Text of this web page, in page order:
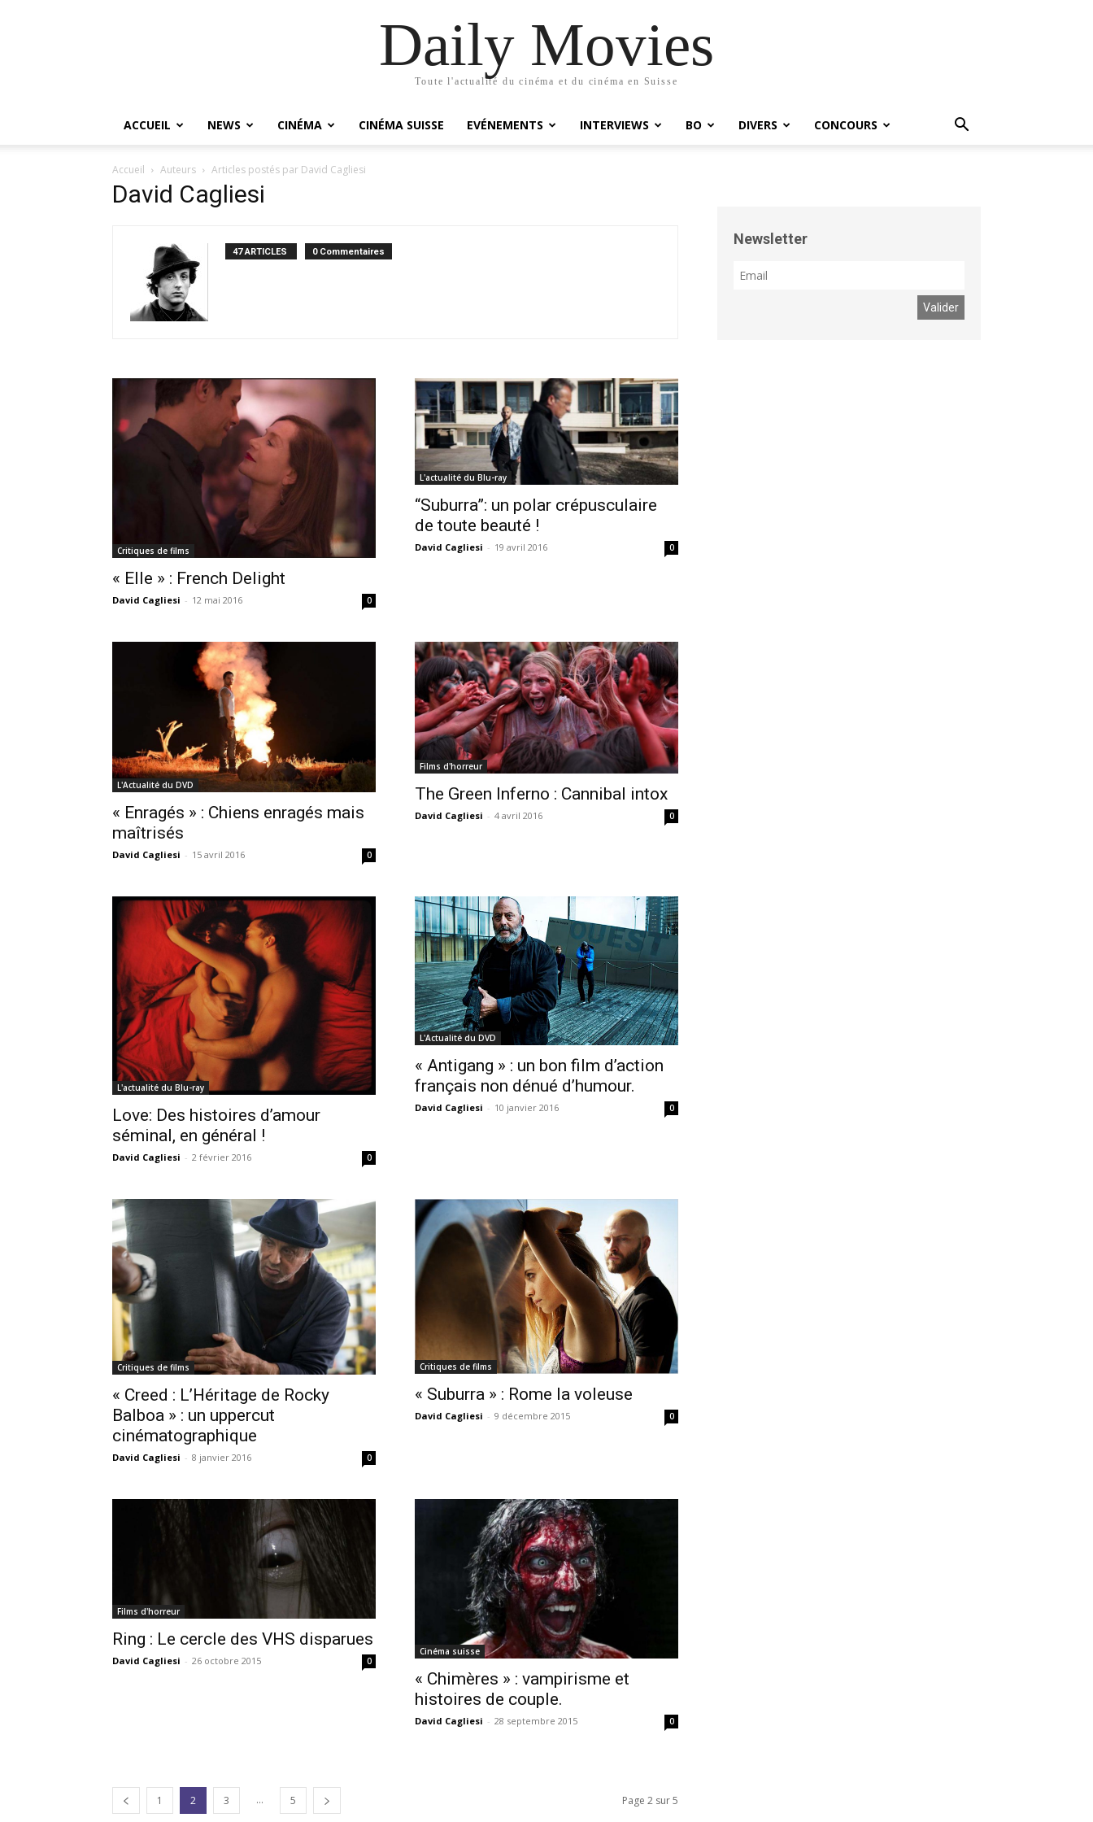
Daily Movies
Toute l'actualité du cinéma et du cinéma en Suisse
ACCUEIL NEWS CINÉMA CINÉMA SUISSE EVÉNEMENTS INTERVIEWS BO DIVERS CONCOURS
Accueil Auteurs Articles postés par David Cagliesi
David Cagliesi
47 ARTICLES 0 Commentaires
Critiques de films
« Elle » : French Delight
David Cagliesi - 12 mai 2016 0
L'actualité du Blu-ray
“Suburra”: un polar crépusculaire
de toute beauté !
David Cagliesi - 19 avril 2016 0
L'Actualité du DVD
« Enragés » : Chiens enragés mais
maîtrisés
David Cagliesi - 15 avril 2016 0
Films d'horreur
The Green Inferno : Cannibal intox
David Cagliesi - 4 avril 2016 0
L'actualité du Blu-ray
Love: Des histoires d’amour
séminal, en général !
David Cagliesi - 2 février 2016 0
L'Actualité du DVD
« Antigang » : un bon film d’action
français non dénué d’humour.
David Cagliesi - 10 janvier 2016 0
Critiques de films
« Creed : L’Héritage de Rocky
Balboa » : un uppercut
cinématographique
David Cagliesi - 8 janvier 2016 0
Critiques de films
« Suburra » : Rome la voleuse
David Cagliesi - 9 décembre 2015 0
Films d'horreur
Ring : Le cercle des VHS disparues
David Cagliesi - 26 octobre 2015 0
Cinéma suisse
« Chimères » : vampirisme et
histoires de couple.
David Cagliesi - 28 septembre 2015 0
1 2 3 ... 5 Page 2 sur 5
Newsletter